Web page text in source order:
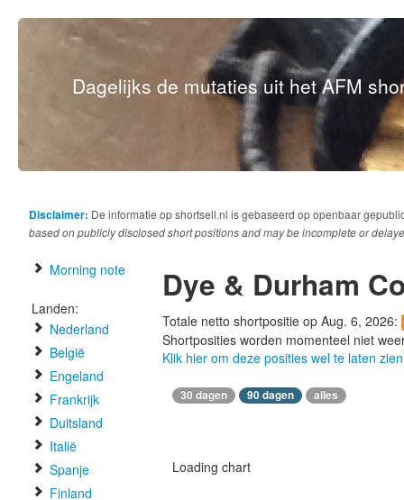
Dagelijks de mutaties uit het AFM
Disclaimer: De informatie op shortsell.nl is gebaseerd op openbaar
based on publicly disclosed short positions and may be incomplete or
Morning note
Landen:
Nederland
België
Engeland
Frankrijk
Duitsland
Italië
Spanje
Finland
Dye & Durham
Totale netto shortpositie op Aug. 6, 2026:
Shortposities worden momenteel niet
Klik hier om deze posities wel te laten zien
30 dagen 90 dagen alles
Loading chart